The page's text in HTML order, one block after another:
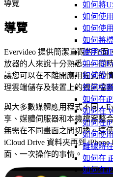
如何將
如何使
如何使
如何將
使用
如何從
如何從
如何中
如何在
如何在
如何在
如何使
離線時
如何在
如何在
導覽
導覽
Evervideo 提供簡潔直觀的介
放器的人來說十分熟悉——同
讓您可以在不離開應用程式的
理雲端儲存及裝置上的視訊檔
與大多數媒體應用程式不同，
享、媒體伺服器和本機檔案
無需在不同畫面之間切換。這
iCloud Drive 資料夾再到
面、一次操作的事情。